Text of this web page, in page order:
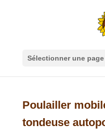
Sélectionner une page
Poulailler
tondeuse